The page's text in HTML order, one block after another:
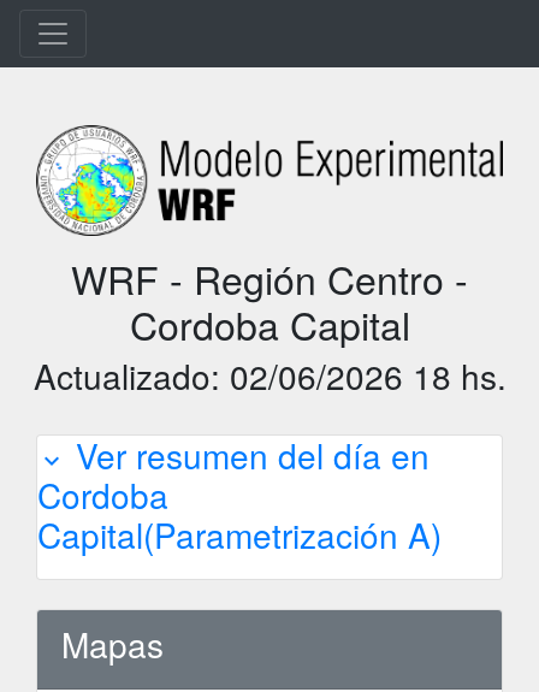
WRF - Región Centro -
Cordoba Capital
Actualizado: 02/06/2026 18 hs.
expand_more
Ver resumen del día en
Cordoba
Capital(Parametrización A)
Mapas